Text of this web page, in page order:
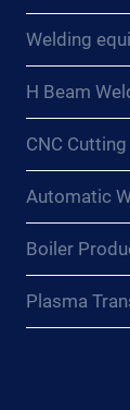
Welding
H Beam
CNC
Automatic
Boiler
Plasma